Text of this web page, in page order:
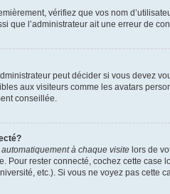
vérifiez que vos nom
que l’administrateur ait une erreur de
peut décider si vous devez
aux visiteurs comme les avatars
conseillée.
à chaque visite lors de
Pour rester connecté, cochez cette
etc.). Si vous ne voyez pas cette